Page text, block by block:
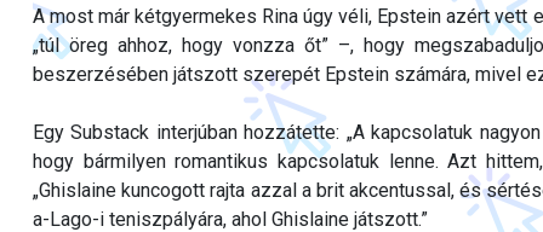
A most már kétgyermekes Rina úgy véli, Epstein azért vett
„túl öreg ahhoz, hogy vonzza őt” –, hogy
beszerzésében játszott szerepét Epstein számára, mivel
Egy Substack interjúban hozzátette: „A kapcsolatuk
hogy bármilyen romantikus kapcsolatuk lenne. Azt
„Ghislaine kuncogott rajta azzal a brit akcentussal, és
a-Lago-i teniszpályára, ahol Ghislaine játszott.”